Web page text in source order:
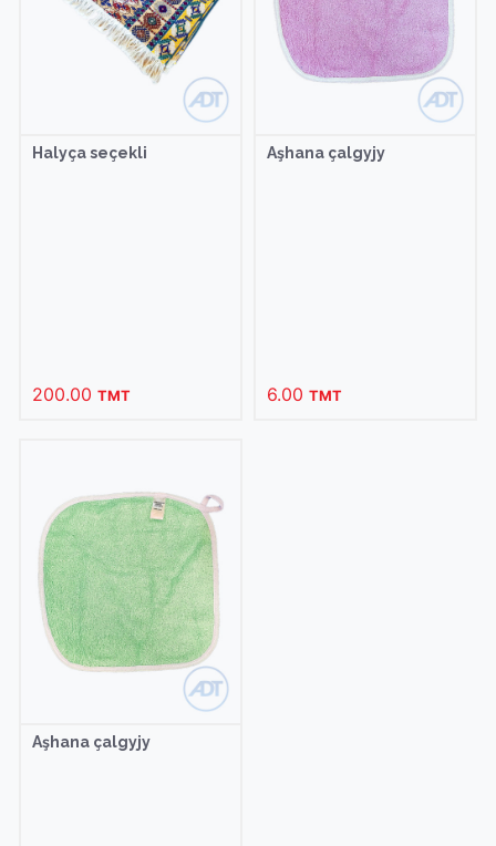
Halyça seçekli
200.00 TMT
Aşhana çalgyjy
6.00 TMT
Aşhana çalgyjy